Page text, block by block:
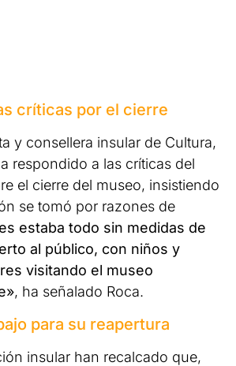
críticas por el cierre
y consellera insular de Cultura,
respondido a las críticas del
el cierre del museo, insistiendo
se tomó por razones de
estaba todo sin medidas de
al público, con niños y
visitando el museo
, ha señalado Roca.
para su reapertura
insular han recalcado que,